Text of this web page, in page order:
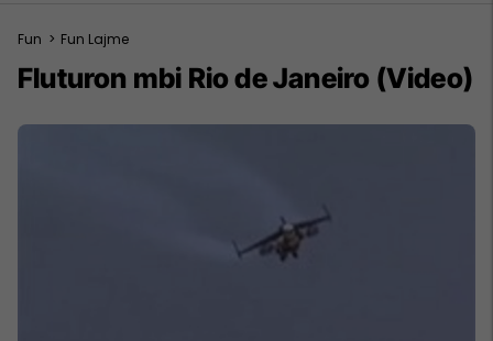
Fun > Fun Lajme
Fluturon mbi Rio de Janeiro (Video)